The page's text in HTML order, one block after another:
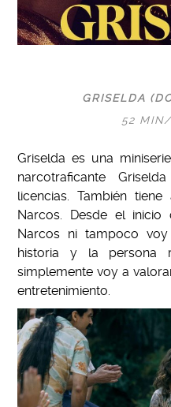
GRISELDA
52 MIN/
Griselda es una
narcotraficante
licencias. También
Narcos. Desde el
Narcos ni tampoco
historia y la persona
simplemente voy a
entretenimiento.